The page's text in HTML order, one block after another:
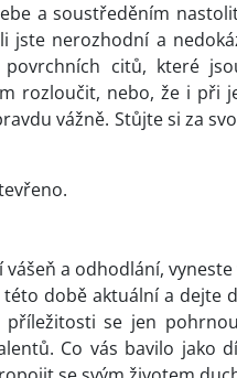
a soustředěním
jste nerozhodní a
citů, které
rozloučit, nebo, že i při
vážně. Stůjte si za
a odhodlání,
době aktuální a dejte
se jen
Co vás bavilo jako